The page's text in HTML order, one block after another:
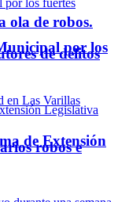
ola de robos.
de delitos
robos e
por los
de Extensión